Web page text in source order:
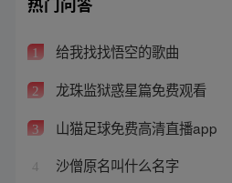
1 给我找找悟空的歌曲
2 龙珠监狱惑星篇免费观看
3 山猫足球免费高清直播app
4 沙僧原名叫什么名字